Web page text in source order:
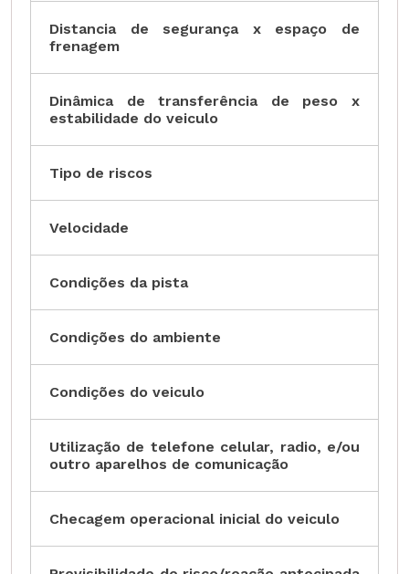
Distancia de segurança x espaço de
frenagem
Dinâmica de transferência de peso x
estabilidade do veiculo
Tipo de riscos
Velocidade
Condições da pista
Condições do ambiente
Condições do veiculo
Utilização de telefone celular, radio, e/ou
outro aparelhos de comunicação
Checagem operacional inicial do veiculo